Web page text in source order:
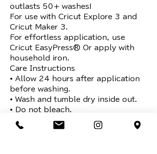
outlasts 50+ washes!
For use with Cricut Explore 3 and
Cricut Maker 3.
For effortless application, use
Cricut EasyPress® Or apply with
household iron.
Care Instructions
• Allow 24 hours after application
before washing.
• Wash and tumble dry inside out.
• Do not bleach.
• If you need to iron, only iron on
the backside of the garment.